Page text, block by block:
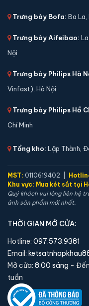
Két sắt mini
hãng
⚖️ Trọng lượng:22 kg
🔒 Khoá: Khóa vân tay
🛡️ Bảo hành:24 tháng
5,900,000 đ
Két sắt mini
Trưng bày Bofa: Ba La,
Trưng bày Aifeibao:
Nội
Trưng bày Philips Hà
Vinfast), Hà Nội
Trưng bày Philips Hồ
Chí Minh
Tổng kho: Lập Thành,
MST: 0110619402 |
Khu vực: Mua két sắt tại
Quý khách vui lòng liên hệ
ảnh sản phẩm mới nhất.
THỜI GIAN MỞ CỬA:
Hotline: 097.573.9381
Email:
Mở cửa: 8:00 sáng -
tuần